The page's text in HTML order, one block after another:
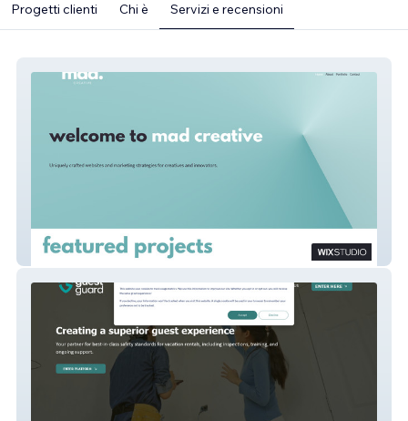
Progetti clienti Chi è Servizi e recensioni
MAD Creative Portfolio